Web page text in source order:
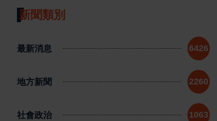
新聞類別
最新消息 6426
地方新聞 2260
社會政治 1063